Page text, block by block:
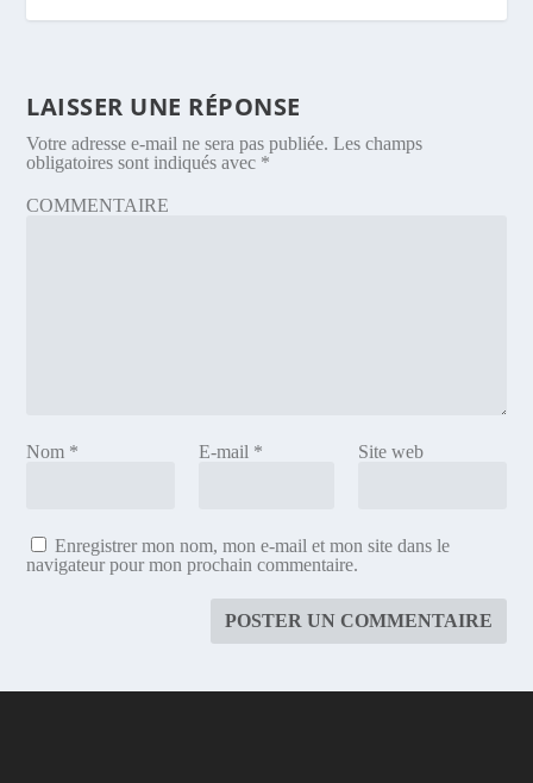
LAISSER UNE RÉPONSE
Votre adresse e-mail ne sera pas publiée. Les champs
obligatoires sont indiqués avec *
COMMENTAIRE
Nom * E-mail * Site web
Enregistrer mon nom, mon e-mail et mon site dans le
navigateur pour mon prochain commentaire.